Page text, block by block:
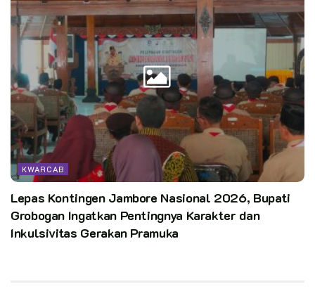
KWARCAB
Lepas Kontingen Jambore Nasional 2026, Bupati
Grobogan Ingatkan Pentingnya Karakter dan
Inkulsivitas Gerakan Pramuka